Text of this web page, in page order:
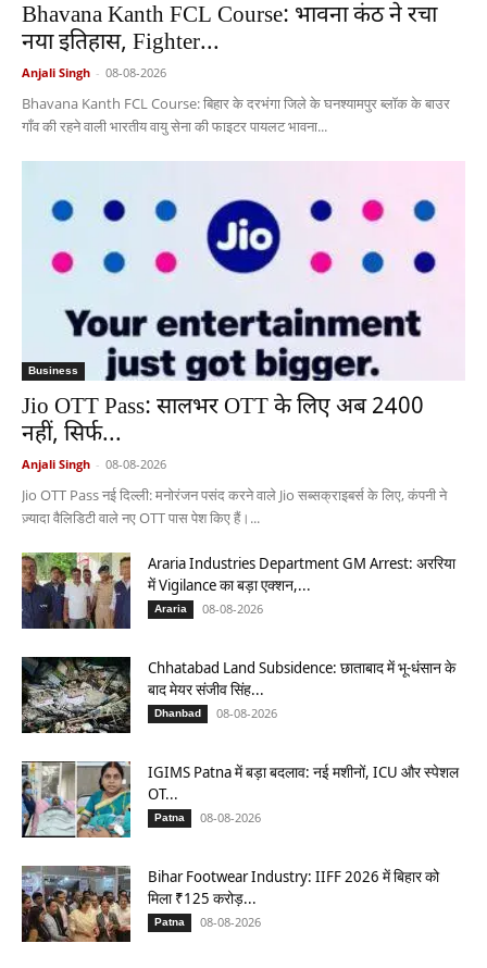
Bhavana Kanth FCL Course: भावना कंठ ने रचा
नया इतिहास, Fighter...
Anjali Singh - 08-08-2026
Bhavana Kanth FCL Course: बिहार के दरभंगा जिले के घनश्यामपुर ब्लॉक के बाउर
गाँव की रहने वाली भारतीय वायु सेना की फाइटर पायलट भावना...
Business
Jio OTT Pass: सालभर OTT के लिए अब 2400
नहीं, सिर्फ...
Anjali Singh - 08-08-2026
Jio OTT Pass नई दिल्ली: मनोरंजन पसंद करने वाले Jio सब्सक्राइबर्स के लिए, कंपनी ने
ज़्यादा वैलिडिटी वाले नए OTT पास पेश किए हैं।...
Araria Industries Department GM Arrest: अररिया
में Vigilance का बड़ा एक्शन,...
Araria 08-08-2026
Chhatabad Land Subsidence: छाताबाद में भू-धंसान के
बाद मेयर संजीव सिंह...
Dhanbad 08-08-2026
IGIMS Patna में बड़ा बदलाव: नई मशीनों, ICU और स्पेशल
OT...
Patna 08-08-2026
Bihar Footwear Industry: IIFF 2026 में बिहार को
मिला ₹125 करोड़...
Patna 08-08-2026